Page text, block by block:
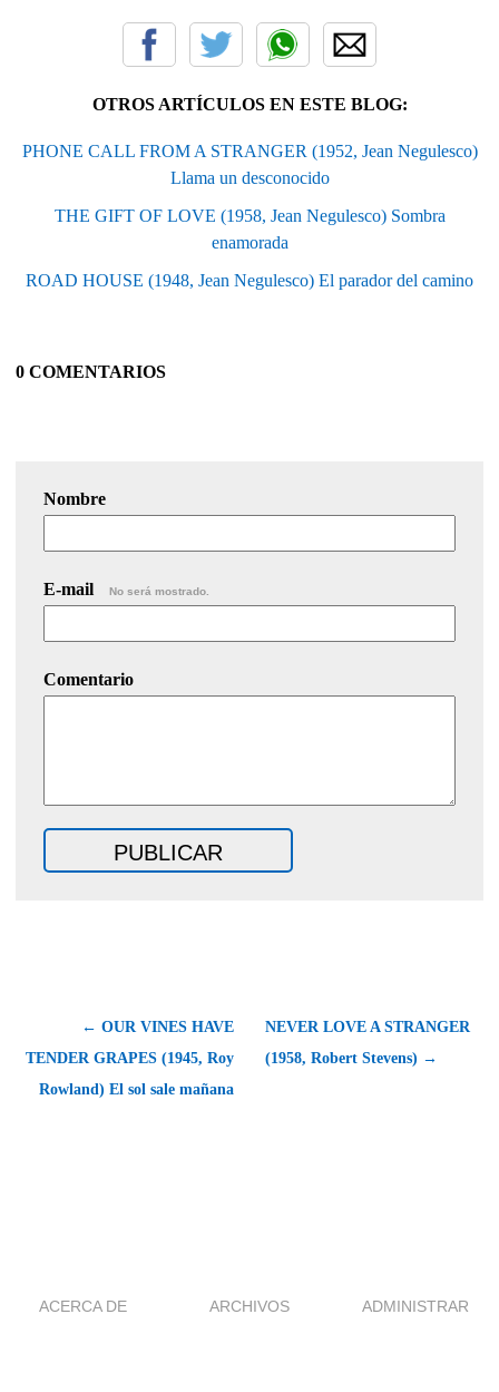
OTROS ARTÍCULOS EN ESTE BLOG:
PHONE CALL FROM A STRANGER (1952, Jean Negulesco)
Llama un desconocido
THE GIFT OF LOVE (1958, Jean Negulesco) Sombra
enamorada
ROAD HOUSE (1948, Jean Negulesco) El parador del camino
0 COMENTARIOS
Nombre
E-mail No será mostrado.
Comentario
← OUR VINES HAVE
TENDER GRAPES (1945, Roy
Rowland) El sol sale mañana
NEVER LOVE A STRANGER
(1958, Robert Stevens) →
ACERCA DE ARCHIVOS ADMINISTRAR